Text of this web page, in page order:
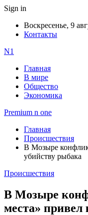
Sign in
Воскресенье, 9
Контакты
N1
Главная
В мире
Общество
Экономика
Premium n one
Главная
Происшествия
В Мозыре
убийству рыбака
Происшествия
В Мозыре
места» привел